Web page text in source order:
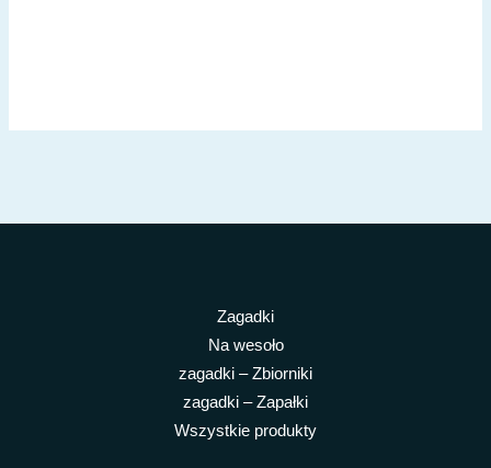
Zagadki
Na wesoło
zagadki – Zbiorniki
zagadki – Zapałki
Wszystkie produkty